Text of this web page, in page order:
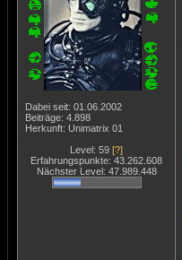
Dabei seit: 01.06.2002
Beiträge: 4.898
Herkunft: Unimatrix 01
Level: 59 [?]
Erfahrungspunkte: 43.262.608
Nächster Level: 47.989.448